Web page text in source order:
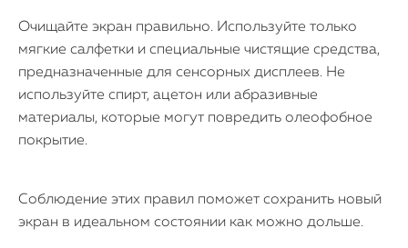
Очищайте экран правильно. Используйте только
мягкие салфетки и специальные чистящие средства,
предназначенные для сенсорных дисплеев. Не
используйте спирт, ацетон или абразивные
материалы, которые могут повредить олеофобное
покрытие.
Соблюдение этих правил поможет сохранить новый
экран в идеальном состоянии как можно дольше.